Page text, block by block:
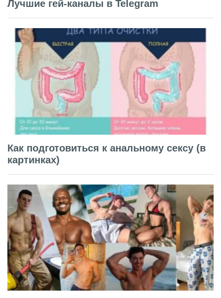
Лучшие гей-каналы в Telegram
Как подготовиться к анальному сексу (в
картинках)